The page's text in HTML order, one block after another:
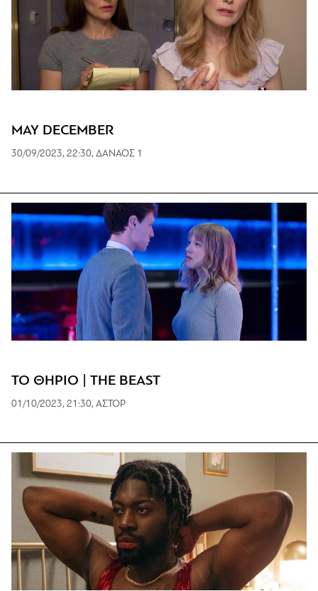
MAY DECEMBER
30/09/2023, 22:30, ΔΑΝΑΟΣ 1
ΤΟ ΘΗΡΙΟ | THE BEAST
01/10/2023, 21:30, ΑΣΤΟΡ